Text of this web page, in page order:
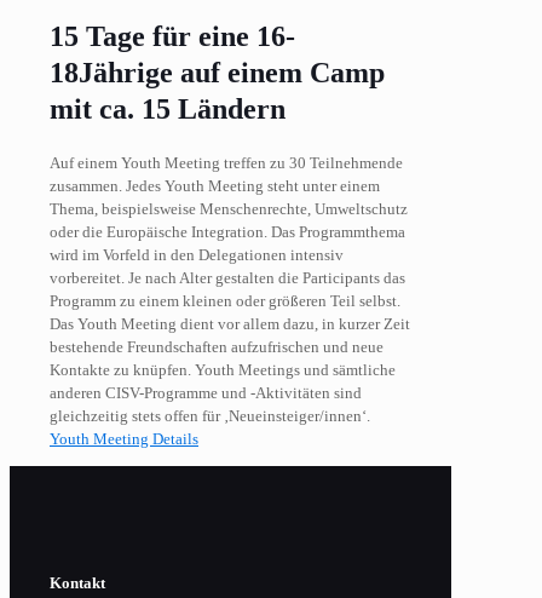
15 Tage für eine 16-
18Jährige auf einem Camp
mit ca. 15 Ländern
Auf einem Youth Meeting treffen zu 30 Teilnehmende
zusammen. Jedes Youth Meeting steht unter einem
Thema, beispielsweise Menschenrechte, Umweltschutz
oder die Europäische Integration. Das Programmthema
wird im Vorfeld in den Delegationen intensiv
vorbereitet. Je nach Alter gestalten die Participants das
Programm zu einem kleinen oder größeren Teil selbst.
Das Youth Meeting dient vor allem dazu, in kurzer Zeit
bestehende Freundschaften aufzufrischen und neue
Kontakte zu knüpfen. Youth Meetings und sämtliche
anderen CISV-Programme und -Aktivitäten sind
gleichzeitig stets offen für ‚Neueinsteiger/innen‘.
Youth Meeting Details
Kontakt